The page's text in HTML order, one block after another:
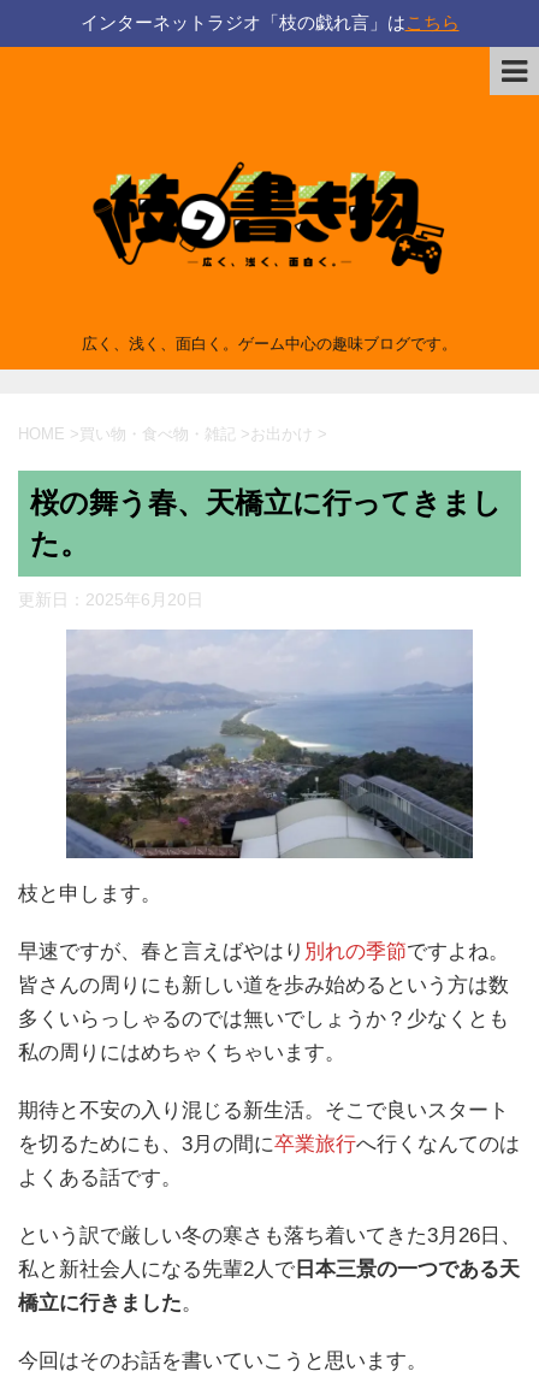
インターネットラジオ「枝の戯れ言」はこちら
広く、浅く、面白く。ゲーム中心の趣味ブログです。
HOME > 買い物・食べ物・雑記 > お出かけ >
桜の舞う春、天橋立に行ってきまし
た。
更新日： 2025年6月20日
枝と申します。
早速ですが、春と言えばやはり 別れの季節ですよね。
皆さんの周りにも新しい道を歩み始めるという方は数
多くいらっしゃるのでは無いでしょうか？少なくとも
私の周りにはめちゃくちゃいます。
期待と不安の入り混じる新生活。そこで良いスタート
を切るためにも、3月の間に卒業旅行へ行くなんてのは
よくある話です。
という訳で厳しい冬の寒さも落ち着いてきた3月26日、
私と新社会人になる先輩2人で 日本三景の一つである天
橋立に行きました。
今回はそのお話を書いていこうと思います。